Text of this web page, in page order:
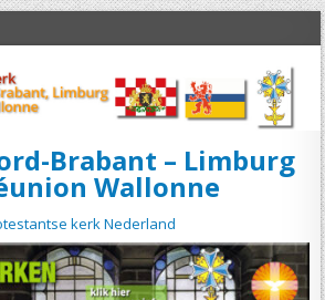
Brabant – Limburg
Wallonne
kerk Nederland